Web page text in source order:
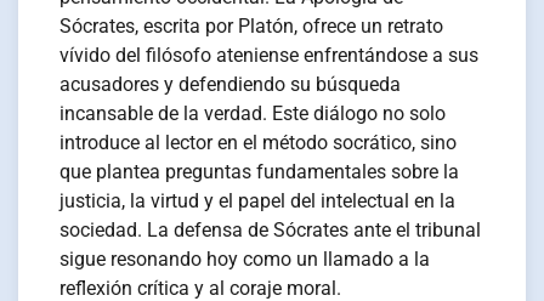
Sócrates, escrita por Platón, ofrece un retrato
vívido del filósofo ateniense enfrentándose a sus
acusadores y defendiendo su búsqueda
incansable de la verdad. Este diálogo no solo
introduce al lector en el método socrático, sino
que plantea preguntas fundamentales sobre la
justicia, la virtud y el papel del intelectual en la
sociedad. La defensa de Sócrates ante el tribunal
sigue resonando hoy como un llamado a la
reflexión crítica y al coraje moral.